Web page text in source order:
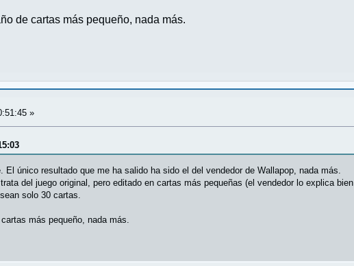
de cartas más pequeño, nada más.
»
único resultado que me ha salido ha sido el del vendedor de Wallapop, nada más.
del juego original, pero editado en cartas más pequeñas (el vendedor lo explica
solo 30 cartas.
más pequeño, nada más.